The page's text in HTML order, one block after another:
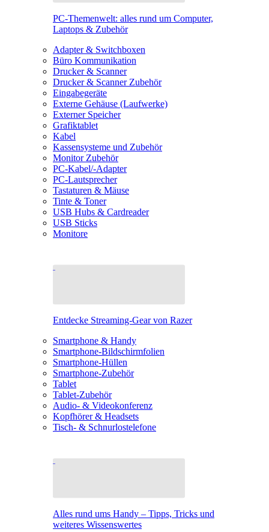
PC-Themenwelt: alles rund um Computer,
Laptops & Zubehör
Adapter & Switchboxen
Büro Kommunikation
Drucker & Scanner
Drucker & Scanner Zubehör
Eingabegeräte
Externe Gehäuse (Laufwerke)
Externer Speicher
Grafiktablet
Kabel
Kassensysteme und Zubehör
Monitor Zubehör
PC-Kabel/-Adapter
PC-Lautsprecher
Tastaturen & Mäuse
Tinte & Toner
USB Hubs & Cardreader
USB Sticks
Monitore
Entdecke Streaming-Gear von Razer
Smartphone & Handy
Smartphone-Bildschirmfolien
Smartphone-Hüllen
Smartphone-Zubehör
Tablet
Tablet-Zubehör
Audio- & Videokonferenz
Kopfhörer & Headsets
Tisch- & Schnurlostelefone
Alles rund ums Handy – Tipps, Tricks und
weiteres Wissenswertes